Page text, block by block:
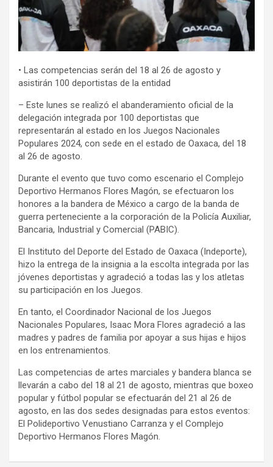
• Las competencias serán del 18 al 26 de agosto y
asistirán 100 deportistas de la entidad
– Este lunes se realizó el abanderamiento oficial de la
delegación integrada por 100 deportistas que
representarán al estado en los Juegos Nacionales
Populares 2024, con sede en el estado de Oaxaca, del 18
al 26 de agosto.
Durante el evento que tuvo como escenario el Complejo
Deportivo Hermanos Flores Magón, se efectuaron los
honores a la bandera de México a cargo de la banda de
guerra perteneciente a la corporación de la Policía Auxiliar,
Bancaria, Industrial y Comercial (PABIC).
El Instituto del Deporte del Estado de Oaxaca (Indeporte),
hizo la entrega de la insignia a la escolta integrada por las
jóvenes deportistas y agradeció a todas las y los atletas
su participación en los Juegos.
En tanto, el Coordinador Nacional de los Juegos
Nacionales Populares, Isaac Mora Flores agradeció a las
madres y padres de familia por apoyar a sus hijas e hijos
en los entrenamientos.
Las competencias de artes marciales y bandera blanca se
llevarán a cabo del 18 al 21 de agosto, mientras que boxeo
popular y fútbol popular se efectuarán del 21 al 26 de
agosto, en las dos sedes designadas para estos eventos:
El Polideportivo Venustiano Carranza y el Complejo
Deportivo Hermanos Flores Magón.